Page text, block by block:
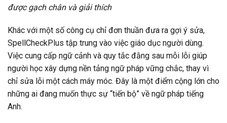
được gạch chân và giải thích
Khác với một số công cụ chỉ đơn thuần đưa ra gợi ý sửa,
SpellCheckPlus tập trung vào việc giáo dục người dùng.
Việc cung cấp ngữ cảnh và quy tắc đằng sau mỗi lỗi giúp
người học xây dựng nền tảng ngữ pháp vững chắc, thay vì
chỉ sửa lỗi một cách máy móc. Đây là một điểm cộng lớn cho
những ai đang muốn thực sự “tiến bộ” về ngữ pháp tiếng
Anh.